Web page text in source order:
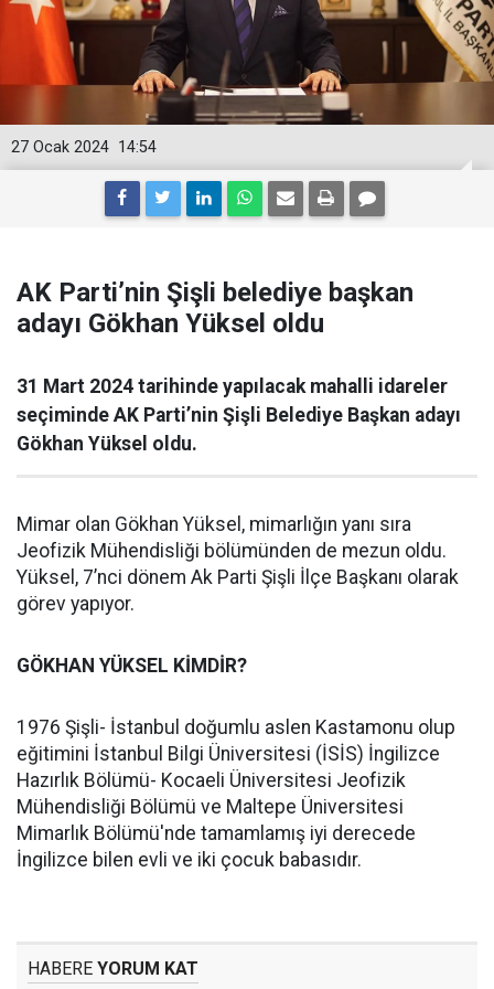
14:54
27 Ocak 2024
AK Parti’nin Şişli belediye başkan
adayı Gökhan Yüksel oldu
31 Mart 2024 tarihinde yapılacak mahalli idareler
seçiminde AK Parti’nin Şişli Belediye Başkan adayı
Gökhan Yüksel oldu.
Mimar olan Gökhan Yüksel, mimarlığın yanı sıra
Jeofizik Mühendisliği bölümünden de mezun oldu.
Yüksel, 7’nci dönem Ak Parti Şişli İlçe Başkanı olarak
görev yapıyor.
GÖKHAN YÜKSEL KİMDİR?
1976 Şişli- İstanbul doğumlu aslen Kastamonu olup
eğitimini İstanbul Bilgi Üniversitesi (İSİS) İngilizce
Hazırlık Bölümü- Kocaeli Üniversitesi Jeofizik
Mühendisliği Bölümü ve Maltepe Üniversitesi
Mimarlık Bölümü'nde tamamlamış iyi derecede
İngilizce bilen evli ve iki çocuk babasıdır.
HABERE YORUM KAT